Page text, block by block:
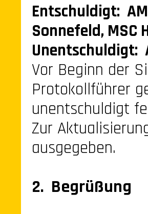
Entschuldigt:
Sonnefeld, MSC
Unentschuldigt:
Vor Beginn der
Protokollführer
unentschuldigt
Zur
ausgegeben.
2. Begrüßung